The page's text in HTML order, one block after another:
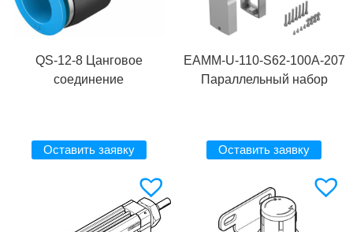
QS-12-8 Цанговое
соединение
Оставить заявку
EAMM-U-110-S62-100A-207
Параллельный набор
Оставить заявку